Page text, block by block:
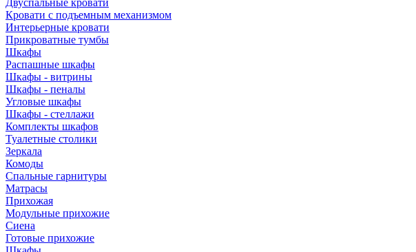
Двуспальные кровати
Кровати с подъемным механизмом
Интерьерные кровати
Прикроватные тумбы
Шкафы
Распашные шкафы
Шкафы - витрины
Шкафы - пеналы
Угловые шкафы
Шкафы - стеллажи
Комплекты шкафов
Туалетные столики
Зеркала
Комоды
Спальные гарнитуры
Матрасы
Прихожая
Модульные прихожие
Сиена
Готовые прихожие